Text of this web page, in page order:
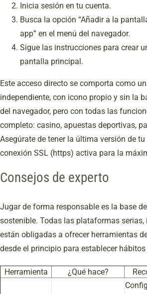
Inicia sesión en tu cuenta.
Busca la opción “Añadir a la
app” en el menú del navegador.
Sigue las instrucciones para crear
pantalla principal.
Este acceso directo se comporta como
independiente, con icono propio y sin la
del navegador, pero con todas las
completo: casino, apuestas deportivas,
Asegúrate de tener la última versión de
conexión SSL (https) activa para la
Consejos de experto
Jugar de forma responsable es la base
sostenible. Todas las plataformas serias,
están obligadas a ofrecer herramientas
desde el principio para establecer
Herramienta ¿Qué hace?